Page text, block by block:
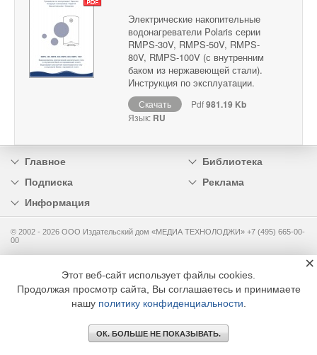
Электрические накопительные
водонагреватели Polaris серии
RMPS-30V, RMPS-50V, RMPS-
80V, RMPS-100V (с внутренним
баком из нержавеющей стали).
Инструкция по эксплуатации.
Скачать Pdf981.19 Kb
Язык: RU
Главное
Библиотека
Подписка
Реклама
Информация
© 2002 - 2026 OOO Издательский дом «МЕДИА ТЕХНОЛОДЖИ» +7 (495) 665-00-
00
Этот веб-сайт использует файлы cookies.
Продолжая просмотр сайта, Вы соглашаетесь и принимаете
нашу политику конфиденциальности
ОК. БОЛЬШЕ НЕ ПОКАЗЫВАТЬ.
×